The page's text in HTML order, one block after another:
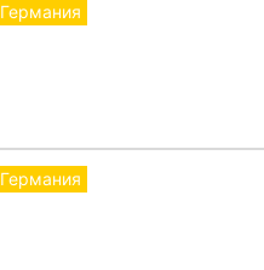
Германия
Германия